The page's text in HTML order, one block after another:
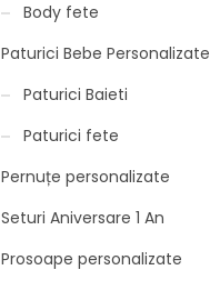
Body fete
Paturici Bebe Personalizate
Paturici Baieti
Paturici fete
Pernuțe personalizate
Seturi Aniversare 1 An
Prosoape personalizate